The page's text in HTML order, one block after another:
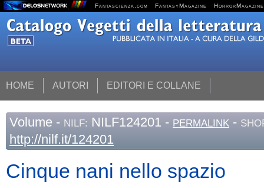
Fantascienza.com FantasyMagazine HorrorMagazine
HOME AUTORI EDITORI E COLLANE
Volume - NILF: NILF124201 - PERMALINK -
http://nilf.it/124201
Cinque nani nello spazio